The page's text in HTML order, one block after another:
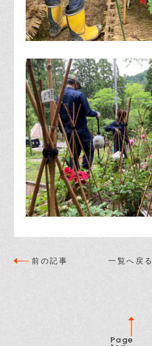
前の記事 一覧へ戻る
Page